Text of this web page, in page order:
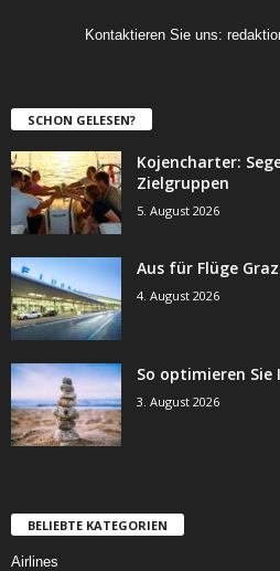
Kontaktieren Sie uns:
SCHON GELESEN?
Kojencharter:
Zielgruppen
5. August 2026
Aus für Flüge
4. August 2026
So optimieren Sie
3. August 2026
BELIEBTE KATEGORIEN
Airlines